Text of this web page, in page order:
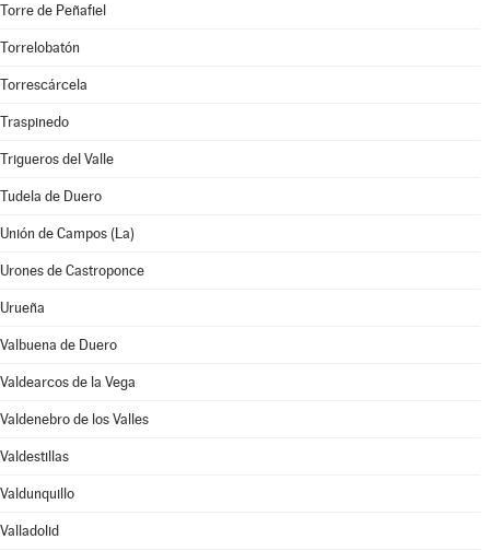
Torre de Peñafiel
Torrelobatón
Torrescárcela
Traspinedo
Trigueros del Valle
Tudela de Duero
Unión de Campos (La)
Urones de Castroponce
Urueña
Valbuena de Duero
Valdearcos de la Vega
Valdenebro de los Valles
Valdestillas
Valdunquillo
Valladolid